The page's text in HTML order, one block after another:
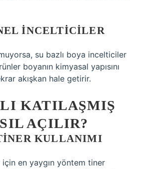
INCELTICILER
su bazlı boya incelticiler
boyanın kimyasal yapısını
akışkan hale getirir.
KATILAŞMIŞ
AÇILIR?
KULLANIMI
için en yaygın yöntem tiner